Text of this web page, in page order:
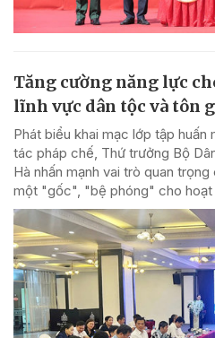
Tăng cường năng lực
lĩnh vực dân tộc và tôn
Phát biểu khai mạc lớp tập
tác pháp chế, Thứ trưởng Bộ
Hà nhấn mạnh vai trò quan
một "gốc", "bệ phóng" cho hoạt